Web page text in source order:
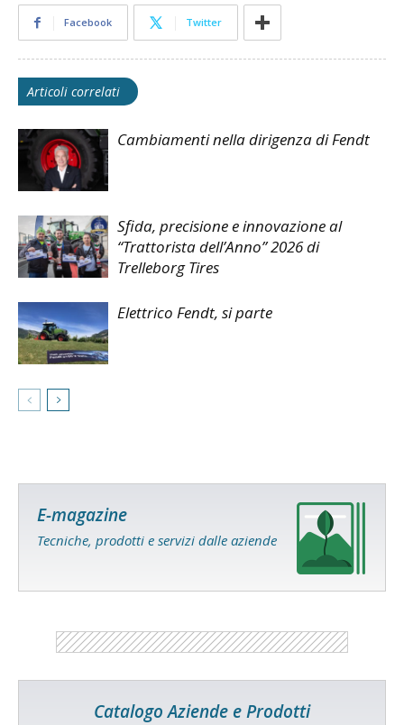
Facebook Twitter
Articoli correlati
Cambiamenti nella dirigenza di Fendt
Sfida, precisione e innovazione al
“Trattorista dell’Anno” 2026 di
Trelleborg Tires
Elettrico Fendt, si parte
E-magazine
Tecniche, prodotti e servizi dalle aziende
Catalogo Aziende e Prodotti